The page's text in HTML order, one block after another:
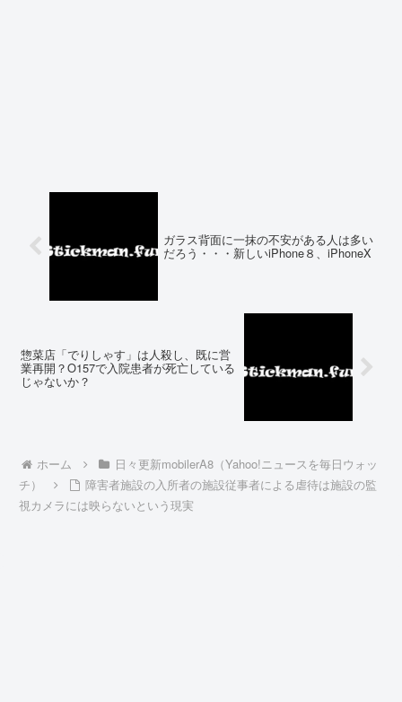
ガラス背面に一抹の不安がある人は多い
だろう・・・新しいiPhone８、iPhoneX
惣菜店「でりしゃす」は人殺し、既に営
業再開？O157で入院患者が死亡している
じゃないか？
ホーム
日々更新mobilerA8（Yahoo!ニュースを毎日ウォッ
チ）
障害者施設の入所者の施設従事者による虐待は施設の監
視カメラには映らないという現実